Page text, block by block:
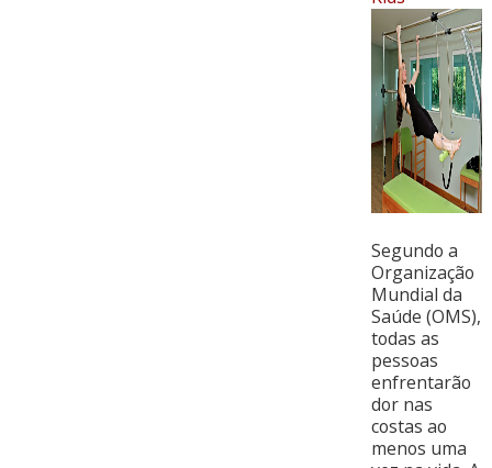
Segundo a
Organização
Mundial da
Saúde (OMS),
todas as
pessoas
enfrentarão
dor nas
costas ao
menos uma